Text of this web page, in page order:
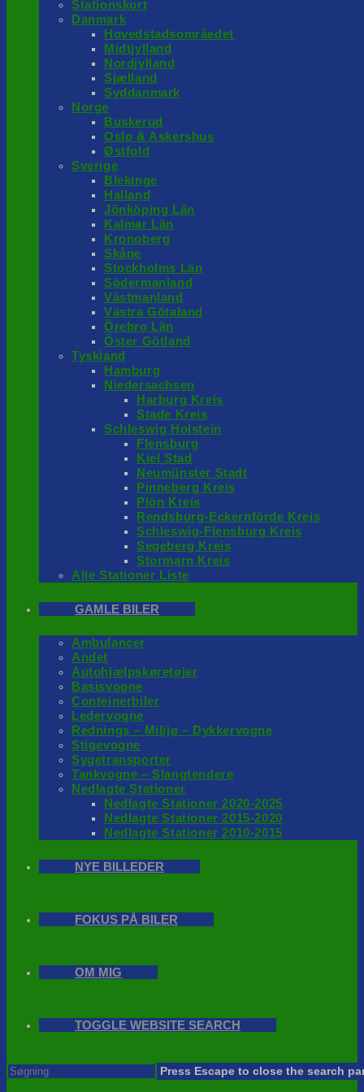
Stationskort
Danmark
Hovedstadsområedet
Midtjylland
Nordjylland
Sjælland
Syddanmark
Norge
Buskerud
Oslo & Askershus
Østfold
Sverige
Blekinge
Halland
Jönköping Län
Kalmar Län
Kronoberg
Skåne
Stockholms Län
Södermanland
Västmanland
Västra Götaland
Örebro Län
Öster Götland
Tyskland
Hamburg
Niedersachsen
Harburg Kreis
Stade Kreis
Schleswig Holstein
Flensburg
Kiel Stad
Neumünster Stadt
Pinneberg Kreis
Plön Kreis
Rendsburg-Eckernförde Kreis
Schleswig-Flensburg Kreis
Segeberg Kreis
Stormarn Kreis
Alle Stationer Liste
GAMLE BILER
Ambulancer
Andet
Autohjælpskøretøjer
Basisvogne
Conteinerbiler
Ledervogne
Rednings – Milijø – Dykkervogne
Stigevogne
Sygetransporter
Tankvogne – Slangtendere
Nedlagte Stationer
Nedlagte Stationer 2020-2025
Nedlagte Stationer 2015-2020
Nedlagte Stationer 2010-2015
NYE BILLEDER
FOKUS PÅ BILER
OM MIG
TOGGLE WEBSITE SEARCH
Press Escape to close the search